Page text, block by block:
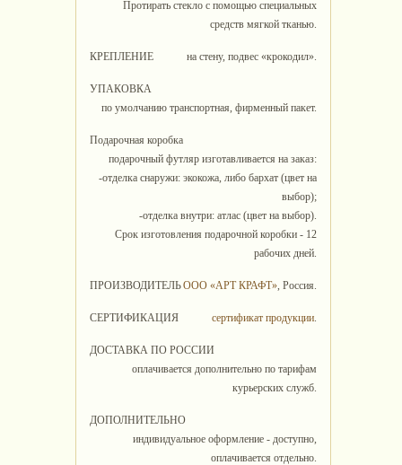
Протирать стекло с помощью специальных
средств мягкой тканью.
КРЕПЛЕНИЕ на стену, подвес «крокодил».
УПАКОВКА
по умолчанию транспортная, фирменный пакет.
Подарочная коробка
подарочный футляр изготавливается на заказ:
-отделка снаружи: экокожа, либо бархат (цвет на
выбор);
-отделка внутри: атлас (цвет на выбор).
Срок изготовления подарочной коробки - 12
рабочих дней.
ПРОИЗВОДИТЕЛЬООО «АРТ КРАФТ», Россия.
СЕРТИФИКАЦИЯ сертификат продукции.
ДОСТАВКА ПО РОССИИ
оплачивается дополнительно по тарифам
курьерских служб.
ДОПОЛНИТЕЛЬНО
индивидуальное оформление - доступно,
оплачивается отдельно.